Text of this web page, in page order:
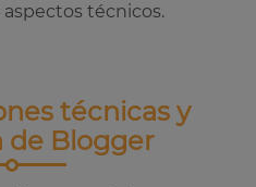
técnicos.
técnicas y
de Blogger